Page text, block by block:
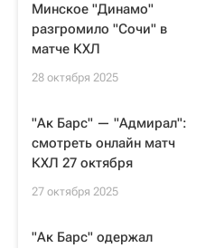
Минское "Динамо"
разгромило "Сочи" в
матче КХЛ
28 октября 2025
"Ак Барс" — "Адмирал":
смотреть онлайн матч
КХЛ 27 октября
27 октября 2025
"Ак Барс" одержал